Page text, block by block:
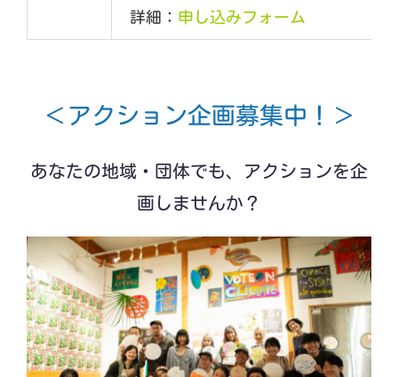
詳細： 申し込みフォーム
＜アクション企画募集中！＞
あなたの地域・団体でも、アクションを企
画しませんか？